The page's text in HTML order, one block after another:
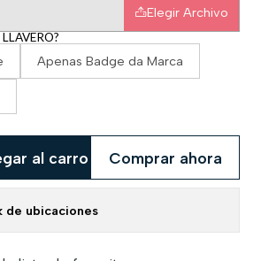
Elegir Archivo
Apenas Badge da Marca
al carro Comprar ahora
de ubicaciones